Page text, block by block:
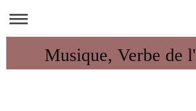
Musique, Verbe de